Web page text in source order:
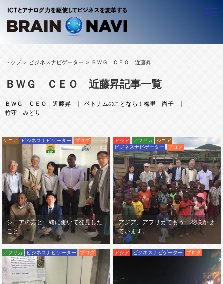
ALL
ＢＷＧ ＣＥＯ 近藤昇
竹守 みどり
アジア
ALL
ミャンマー
ラオス
タイ
アフリカ
ルワンダ
ALL
官公庁・自治体
社会システム
シニア
豊かな生活（ＱＯＬ）
働く
起業
ALL
テレワーキング
海外で働く
キャリアマザーズ
ビジネスプロデュース
ALL
コンテンツ
地域活性化
事業創造
中小企業
ALL
海外進出
経営革新
人材活用
リスクマネジメント
ALL
情報セキュリティ
経営リスク
海外進出
セミナー・イベント
ブログ
情報発信
動画
トップ ビジネスナビゲーター ＢＷＧ ＣＥＯ 近藤昇
ＢＷＧ ＣＥＯ 近藤昇記事一覧
ＢＷＧ ＣＥＯ 近藤昇
ベトナムのことなら！梅里 尚子
竹守 みどり
シニア ビジネスナビゲーター ブログ
シニアの方と一緒に働いて発見した
こと
アジア アフリカ
シニア
ビジネスナビゲーター
ブログ
アジア、アフリカでもう一花咲かせ
ています。
アフリカ ビジネスナビゲーター ブログ アジア ビジネスナビゲーター ブログ